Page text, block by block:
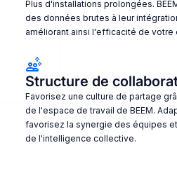
Plus d'installations prolongées.
des données brutes à leur
améliorant ainsi l'efficacité de votre
Structure de
Favorisez une culture de partage
de l'espace de travail de BEEM.
favorisez la synergie des équipes
de l'intelligence collective.